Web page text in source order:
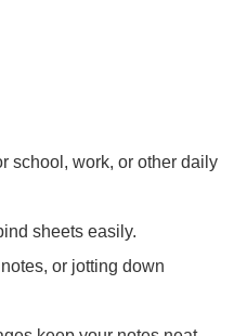
school, work, or other daily
sheets easily.
or jotting down